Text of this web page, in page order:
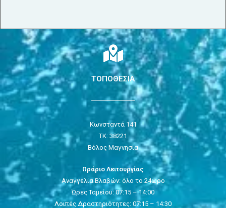
ΤΟΠΟΘΕΣΙΑ
Κωνσταντά 141
ΤΚ: 38221
Βόλος Μαγνησία
Ωράριο Λειτουργίας
Αναγγελία Βλαβών: όλο το 24ωρο
Ώρες Ταμείου: 07:15 – 14:00
Λοιπές Δραστηριότητες: 07:15 – 14:30